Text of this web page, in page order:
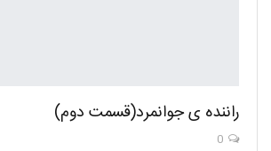
راننده ی جوانمرد(قسمت دوم)